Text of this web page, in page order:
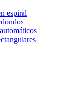
espiral